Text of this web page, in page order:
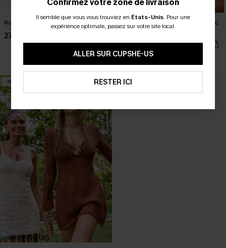
Robe courte blanche à col montant
27,00 €
Robe courte bleue col chemise avec
poches
32,00 €
Poche
-15%
Confirmez votre zone de livraison
Il semble que vous vous trouviez en États-Unis. Pour une
expérience optimale, passez sur votre site local.
ALLER SUR CUPSHE-US
RESTER ICI